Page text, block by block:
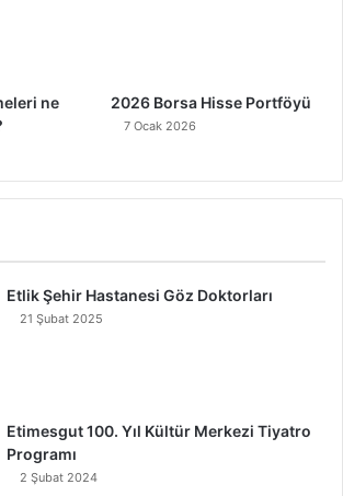
ne
2026 Borsa Hisse Portföyü
7 Ocak 2026
Etlik Şehir Hastanesi Göz Doktorları
21 Şubat 2025
Etimesgut 100. Yıl Kültür Merkezi Tiyatro
Programı
2 Şubat 2024